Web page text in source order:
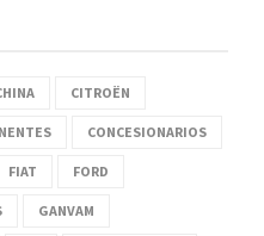
CITROËN
CONCESIONARIOS
FIAT FORD
GANVAM